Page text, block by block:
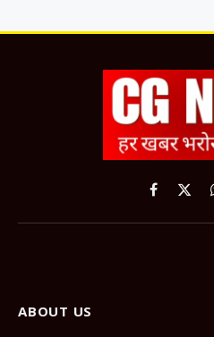
Facebook
X
ABOUT US